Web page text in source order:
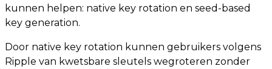
kunnen helpen: native key rotation en seed-based
key generation.
Door native key rotation kunnen gebruikers volgens
Ripple van kwetsbare sleutels wegroteren zonder